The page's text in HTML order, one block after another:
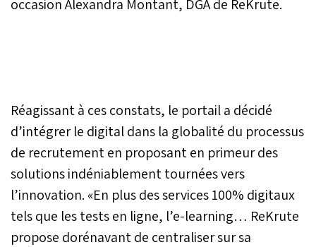
occasion Alexandra Montant, DGA de ReKrute.
Réagissant à ces constats, le portail a décidé
d’intégrer le digital dans la globalité du processus
de recrutement en proposant en primeur des
solutions indéniablement tournées vers
l’innovation. «En plus des services 100% digitaux
tels que les tests en ligne, l’e-learning… ReKrute
propose dorénavant de centraliser sur sa